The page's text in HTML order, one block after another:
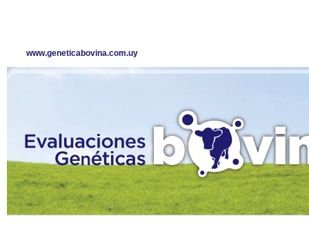
www.geneticabovina.com.uy